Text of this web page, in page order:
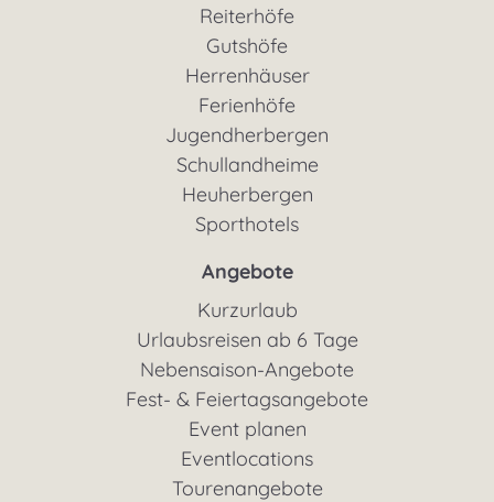
Reiterhöfe
Gutshöfe
Herrenhäuser
Ferienhöfe
Jugendherbergen
Schullandheime
Heuherbergen
Sporthotels
Angebote
Kurzurlaub
Urlaubsreisen ab 6 Tage
Nebensaison-Angebote
Fest- & Feiertagsangebote
Event planen
Eventlocations
Tourenangebote